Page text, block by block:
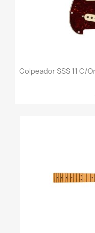
Golpeador SSS 11 C/